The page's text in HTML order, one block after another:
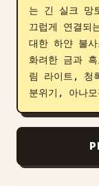
는 긴 실크 망
끄럽게 연결되
대한 하얀 불
화려한 금과
림 라이트, 청
분위기, 아나